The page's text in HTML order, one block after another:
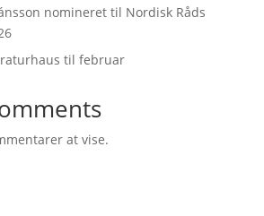
nomineret til Nordisk Råds
til februar
at vise.